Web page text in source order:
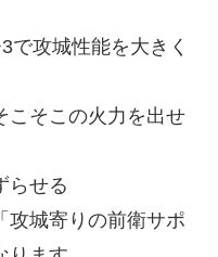
で攻城性能を大きく
こそこの火力を出せ
らせる
攻城寄りの前衛サポ